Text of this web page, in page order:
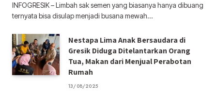
INFOGRESIK – Limbah sak semen yang biasanya hanya dibuang
ternyata bisa disulap menjadi busana mewah…
Nestapa Lima Anak Bersaudara di
Gresik Diduga Ditelantarkan Orang
Tua, Makan dari Menjual Perabotan
Rumah
13/08/2025